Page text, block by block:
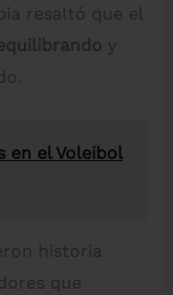
resaltó que el
y
en el Voleibol
historia
que